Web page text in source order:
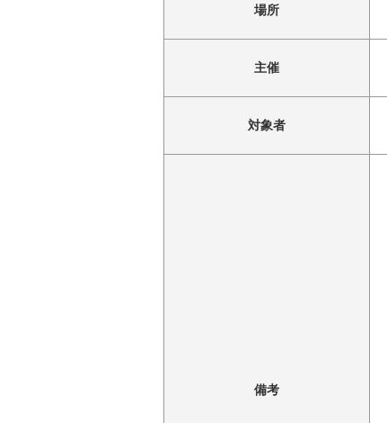
場所
主催
対象者
備考